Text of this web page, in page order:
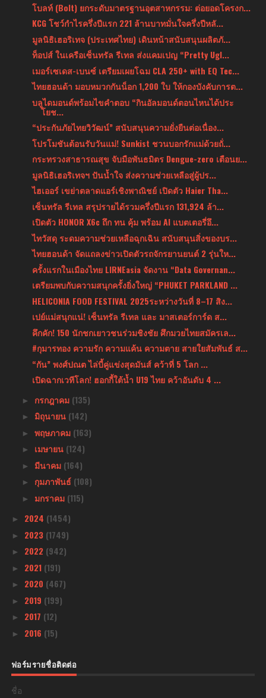
โบลท์ (Bolt) ยกระดับมาตรฐานอุตสาหกรรม: ต่อยอดโครงก...
KCG โชว์กำไรครึ่งปีแรก 221 ล้านบาทมั่นใจครึ่งปีหลั...
มูลนิธิเฮอริเทจ (ประเทศไทย) เดินหน้าสนับสนุนผลิตภั...
ท็อปส์ ในเครือเซ็นทรัล รีเทล ส่งแคมเปญ “Pretty Ugl...
เมอร์เซเดส-เบนซ์ เตรียมเผยโฉม CLA 250+ with EQ Tec...
ไทยฮอนด้า มอบหมวกกันน็อก 1,200 ใบ ให้กองบังคับการต...
บลูไดมอนด์พร้อมไขคำตอบ “กินอัลมอนด์ตอนไหนได้ประ
โยช...
“ประกันภัยไทยวิวัฒน์” สนับสนุนความยั่งยืนต่อเนื่อง...
โปรโมชันต้อนรับวันแม่! Sunkist ชวนบอกรักแม่ด้วยถั่...
กระทรวงสาธารณสุข จับมือพันธมิตร Dengue-zero เตือนย...
มูลนิธิเฮอริเทจฯ ปันน้ำใจ ส่งความช่วยเหลือสู่ผู้ปร...
ไฮเออร์ เขย่าตลาดแอร์เชิงพาณิชย์ เปิดตัว Haier Tha...
เซ็นทรัล รีเทล สรุปรายได้รวมครึ่งปีแรก 131,924 ล้า...
เปิดตัว HONOR X6c ถึก ทน คุ้ม พร้อม AI แบตเตอรี่อึ...
ไทวัสดุ ระดมความช่วยเหลือฉุกเฉิน สนับสนุนสิ่งของบร...
ไทยฮอนด้า จัดแถลงข่าวเปิดตัวรถจักรยานยนต์ 2 รุ่นให...
ครั้งแรกในเมืองไทย LIRNEasia จัดงาน “Data Governan...
เตรียมพบกับความสนุกครั้งยิ่งใหญ่ “PHUKET PARKLAND ...
HELICONIA FOOD FESTIVAL 2025ระหว่างวันที่ 8–17 สิง...
เปย์แม่สนุกแน่! เซ็นทรัล รีเทล และ มาสเตอร์การ์ด ส...
คึกคัก! 150 นักชกเยาวชนร่วมชิงชัย ศึกมวยไทยสมัครเล...
#กุมารทอง ความรัก ความแค้น ความตาย สายใยสัมพันธ์ ส...
“กัน” พงศ์ปณต ไล่บี้คู่แข่งสุดมันส์ คว้าที่ 5 โลก ...
เปิดฉากเวทีโลก! ฮอกกี้ใต้น้ำ U19 ไทย คว้าอันดับ 4 ...
► กรกฎาคม (135)
► มิถุนายน (142)
► พฤษภาคม (163)
► เมษายน (124)
► มีนาคม (164)
► กุมภาพันธ์ (108)
► มกราคม (115)
► 2024 (1454)
► 2023 (1749)
► 2022 (942)
► 2021 (191)
► 2020 (467)
► 2019 (199)
► 2017 (12)
► 2016 (15)
ฟอร์มรายชื่อติดต่อ
ชื่อ